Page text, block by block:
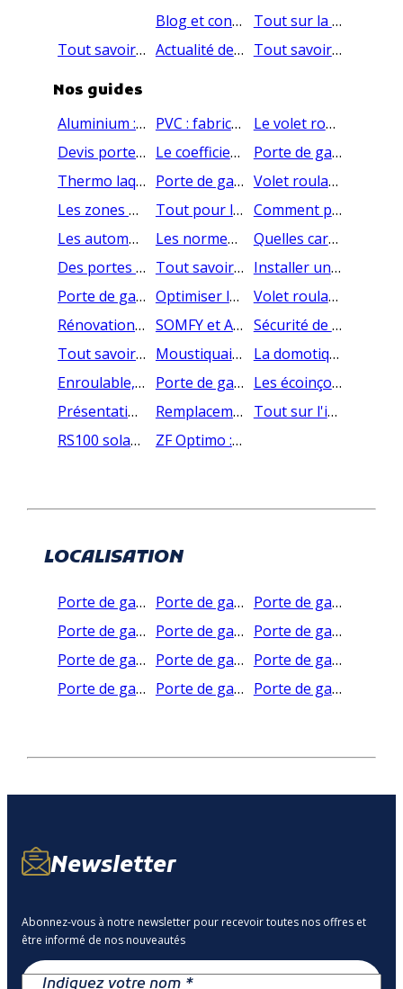
Blog et conseils pour porte de garage électrique enroulable
Tout sur la porte de garage
Tout savoir sur les volets roulants AMC
Actualité de AMC PRODUCTION Tout savoir sur les moustiquaires
Nos guides
Aluminium : composition, fabrication, avantages, recyclage alu PVC : fabrication, caractéristiques, avantages, recyclage
Le volet roulant connecté, à la pointe de la technologie
Devis porte de garage en ligne
Le coefficient U, comment ça marche ? (Uf, Ug, Uw)
Porte de garage électrique ou manuelle : comment choisir ?
Thermo laquage volets roulants, késako ?
Porte de garage connectée & volets connectés | Tahoma & io-homecontrol
Volet roulant pour piscine
Les zones de livraison pour la porte de garage
Tout pour la sécurité de votre porte de garage
Comment procéder à l'isolation de porte de garage?
Les automatismes de porte de garage
Les normes de sécurité pour la porte de garage électrique
Quelles caractéristiques font la qualité d’une porte sectionnelle ?
Des portes de garages à prix Direct Usine !
Tout savoir sur les télécommandes de porte de garage
Installer une porte de garage sectionnelle sur une ouverture cintrée
Porte de garage enroulable pas cher
Optimiser la consommation énergétique de son garage
Volet roulant : comment choisir sa motorisation ?
Rénovation du garage : nos astuces et conseils de pros
SOMFY et AMC PRODUCTION : Des liens forts et durables
Sécurité de vos volets roulants
Tout savoir sur la moustiquaire baie vitrée
Moustiquaire sur mesure : le meilleur anti moustique naturel
La domotique appliquée aux volets roulants : tout savoir
Enroulable, sectionnelle ou coulissante : comment choisir sa porte de garage?
Porte de garage pas cher
Les écoinçons et le tube carré en aluminium de la porte de garage sectionnelle
Présentation de la porte de garage enroulable Cherubini
Remplacement tablier volet roulant 48h
Tout sur l'isolation du volet roulant
RS100 solar io Somfy : tout savoir sur le moteur solaire nouvelle génération
ZF Optimo : l'innovation qui va simplifier vos travaux !
LOCALISATION
Porte de garage en auvergne rhone-alpes Porte de garage en bourgogne franche-comte
Porte de garage en bretagne
Porte de garage en centre et val-de-loire
Porte de garage en grand est
Porte de garage en hauts de france
Porte de garage en en normadie
Porte de garage en en nouvelle-aquitaine
Porte de garage en en occitanie
Porte de garage en pays de-loire
Porte de garage en provences-alpes-cote-azur Porte de garage en ile de france
Newsletter
Abonnez-vous à notre newsletter pour recevoir toutes nos offres et
être informé de nos nouveautés